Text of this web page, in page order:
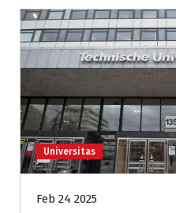
Universitas
Feb 24 2025